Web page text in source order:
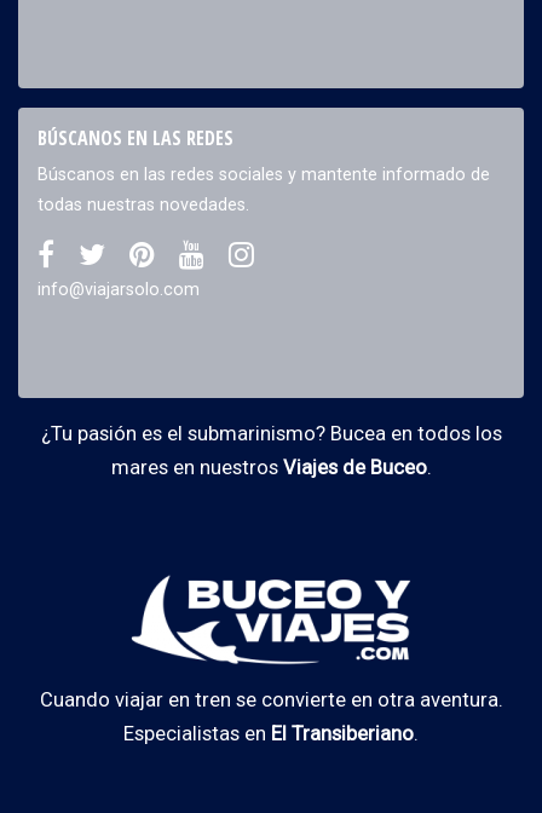
BÚSCANOS EN LAS REDES
Búscanos en las redes sociales y mantente informado de
todas nuestras novedades.
info@viajarsolo.com
¿Tu pasión es el submarinismo? Bucea en todos los
mares en nuestros Viajes de Buceo.
Cuando viajar en tren se convierte en otra aventura.
Especialistas en El Transiberiano.